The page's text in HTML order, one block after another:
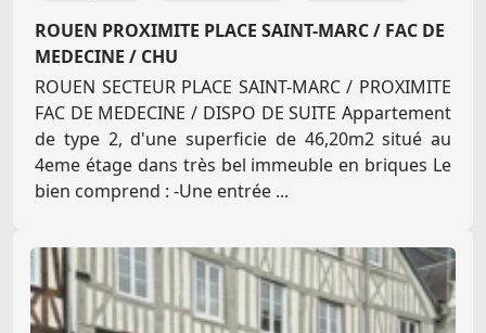
ROUEN PROXIMITE PLACE SAINT-MARC / FAC DE
MEDECINE / CHU
ROUEN SECTEUR PLACE SAINT-MARC / PROXIMITE
FAC DE MEDECINE / DISPO DE SUITE Appartement
de type 2, d'une superficie de 46,20m2 situé au
4eme étage dans très bel immeuble en briques Le
bien comprend : -Une entrée ...